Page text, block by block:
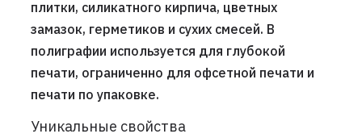
плитки, силикатного кирпича, цветных
замазок, герметиков и сухих смесей. В
полиграфии используется для глубокой
печати, ограниченно для офсетной печати и
печати по упаковке.
Уникальные свойства